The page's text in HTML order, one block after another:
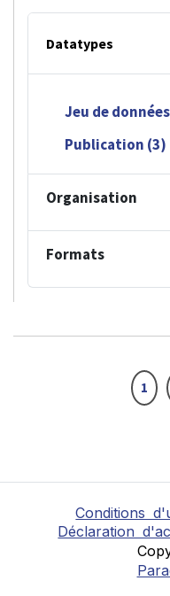
Datatypes
Jeu de
Publication (3)
Organisation
Formats
1
Conditions
Déclaration